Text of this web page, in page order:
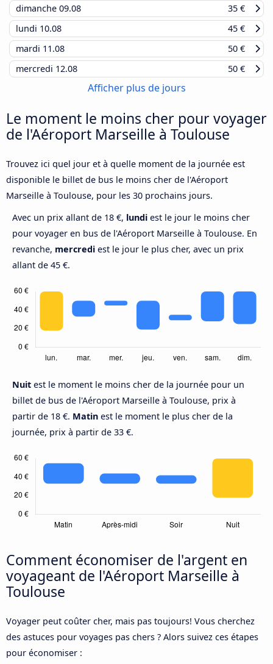
dimanche 09.08
35 €
lundi 10.08
45 €
mardi 11.08
50 €
mercredi 12.08 50 €
Afficher plus de jours
Le moment le moins cher pour voyager
de l'Aéroport Marseille à Toulouse
Trouvez ici quel jour et à quelle moment de la journée est
disponible le billet de bus le moins cher de l'Aéroport
Marseille à Toulouse, pour les 30 prochains jours.
Avec un prix allant de 18 €, lundi est le jour le moins cher
pour voyager en bus de l'Aéroport Marseille à Toulouse. En
revanche, mercredi est le jour le plus cher, avec un prix
allant de 45 €.
Nuit est le moment le moins cher de la journée pour un
billet de bus de l'Aéroport Marseille à Toulouse, prix à
partir de 18 €. Matin est le moment le plus cher de la
journée, prix à partir de 33 €.
Comment économiser de l'argent en
voyageant de l'Aéroport Marseille à
Toulouse
Voyager peut coûter cher, mais pas toujours! Vous cherchez
des astuces pour voyages pas chers ? Alors suivez ces étapes
pour économiser :